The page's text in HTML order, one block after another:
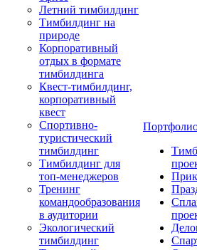
Летний тимбилдинг
Тимбилдинг на
природе
Корпоративный
отдых в формате
тимбилдинга
Квест-тимбилдинг,
корпоративный
квест
Спортивно-
туристический
тимбилдинг
Тимбилдинг для
топ-менеджеров
Тренинг
командообразования
в аудитории
Экологический
тимбилдинг